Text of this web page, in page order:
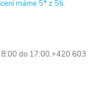
máme 5* z 5ti.
8:00 do 17:00.+420 603